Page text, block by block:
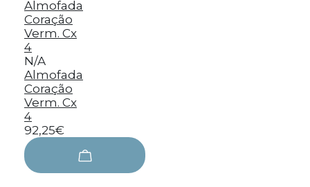
N/A
Almofada
Coração
Verm. Cx
4
92,25€